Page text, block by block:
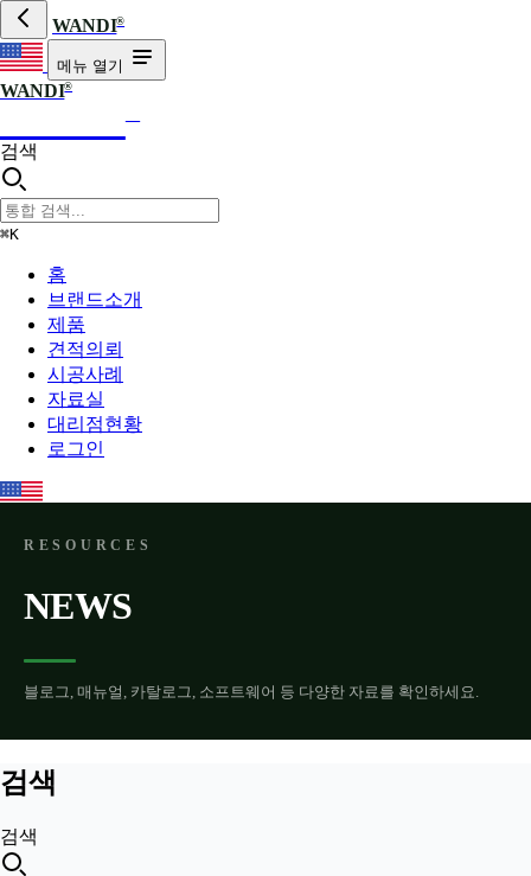
WANDI®
메뉴 열기
WANDI®
WANDI
검색
⌘K
홈
브랜드소개
제품
견적의뢰
시공사례
자료실
대리점현황
로그인
RESOURCES
NEWS
블로그, 매뉴얼, 카탈로그, 소프트웨어 등 다양한 자료를 확인하세요.
검색
검색